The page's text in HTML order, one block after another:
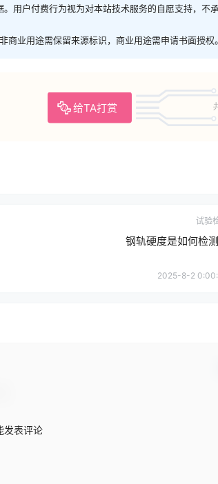
用户付费行为视为对本站技术服务的自愿支持，不
商业用途需保留来源标识，商业用途需申请书面授权。
给TA打赏
试验
钢轨硬度是如何检测
2025-8-2
发表评论